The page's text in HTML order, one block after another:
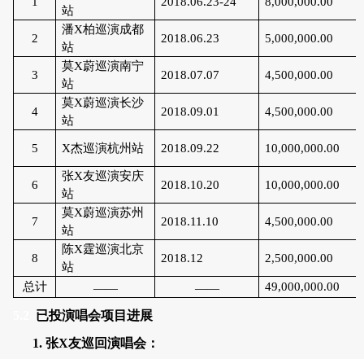
站
2
潘X柏巡演成都
站
2018.06.23 5,000,000.00
3
莫X蔚巡演南宁
站
2018.07.07 4,500,000.00
4
莫X蔚巡演长沙
站
2018.09.01 4,500,000.00
5 X杰巡演杭州站 2018.09.22 10,000,000.00
6
张X友巡演安庆
站
2018.10.20 10,000,000.00
7
莫X蔚巡演苏州
站
2018.11.10 4,500,000.00
8
陈X霆巡演北京
站
2018.12 2,500,000.00
总计 —— —— 49,000,000.00
已投演唱会项目进展
1. 张X友巡回演唱会：